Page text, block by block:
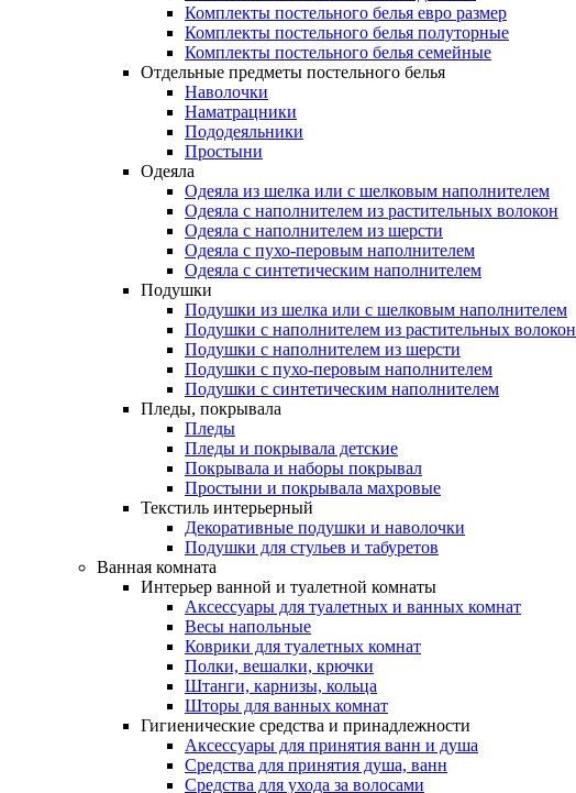
Комплекты постельного белья евро размер
Комплекты постельного белья полуторные
Комплекты постельного белья семейные
Отдельные предметы постельного белья
Наволочки
Наматрацники
Пододеяльники
Простыни
Одеяла
Одеяла из шелка или с шелковым наполнителем
Одеяла с наполнителем из растительных волокон
Одеяла с наполнителем из шерсти
Одеяла с пухо-перовым наполнителем
Одеяла с синтетическим наполнителем
Подушки
Подушки из шелка или с шелковым наполнителем
Подушки с наполнителем из растительных волокон
Подушки с наполнителем из шерсти
Подушки с пухо-перовым наполнителем
Подушки с синтетическим наполнителем
Пледы, покрывала
Пледы
Пледы и покрывала детские
Покрывала и наборы покрывал
Простыни и покрывала махровые
Текстиль интерьерный
Декоративные подушки и наволочки
Подушки для стульев и табуретов
Ванная комната
Интерьер ванной и туалетной комнаты
Аксессуары для туалетных и ванных комнат
Весы напольные
Коврики для туалетных комнат
Полки, вешалки, крючки
Штанги, карнизы, кольца
Шторы для ванных комнат
Гигиенические средства и принадлежности
Аксессуары для принятия ванн и душа
Средства для принятия душа, ванн
Средства для ухода за волосами